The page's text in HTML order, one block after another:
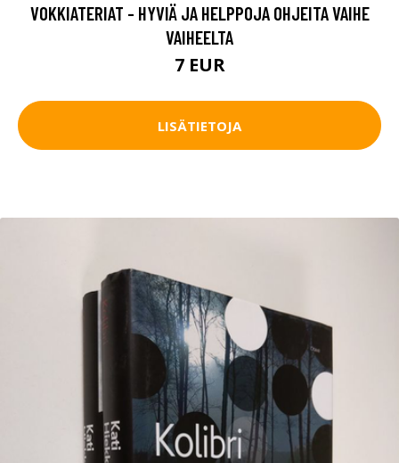
VOKKIATERIAT - HYVIÄ JA HELPPOJA OHJEITA VAIHE
VAIHEELTA
7 EUR
LISÄTIETOJA